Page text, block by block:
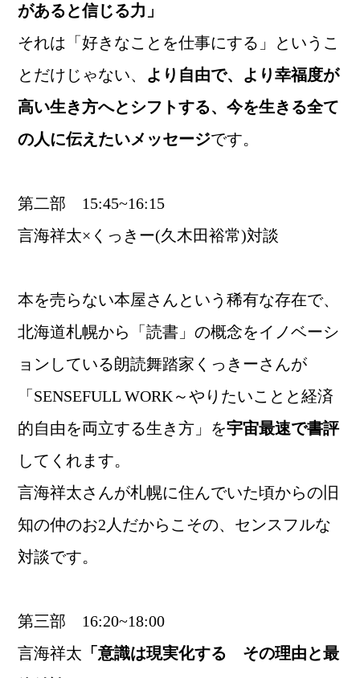
があると信じる力」
それは「好きなことを仕事にする」というこ
とだけじゃない、 より自由で、より幸福度が
高い生き方へとシフトする、今を生きる全て
の人に伝えたいメッセージです。
第二部 15:45~16:15
言海祥太×くっきー(久木田裕常)対談
本を売らない本屋さんという稀有な存在で、
北海道札幌から「読書」の概念をイノベーシ
ョンしている朗読舞踏家くっきーさんが
「SENSEFULL WORK～やりたいことと経済
的自由を両立する生き方」を宇宙最速で書評
してくれます。
言海祥太さんが札幌に住んでいた頃からの旧
知の仲のお2人だからこその、センスフルな
対談です。
第三部 16:20~18:00
言海祥太 「意識は現実化する その理由と最